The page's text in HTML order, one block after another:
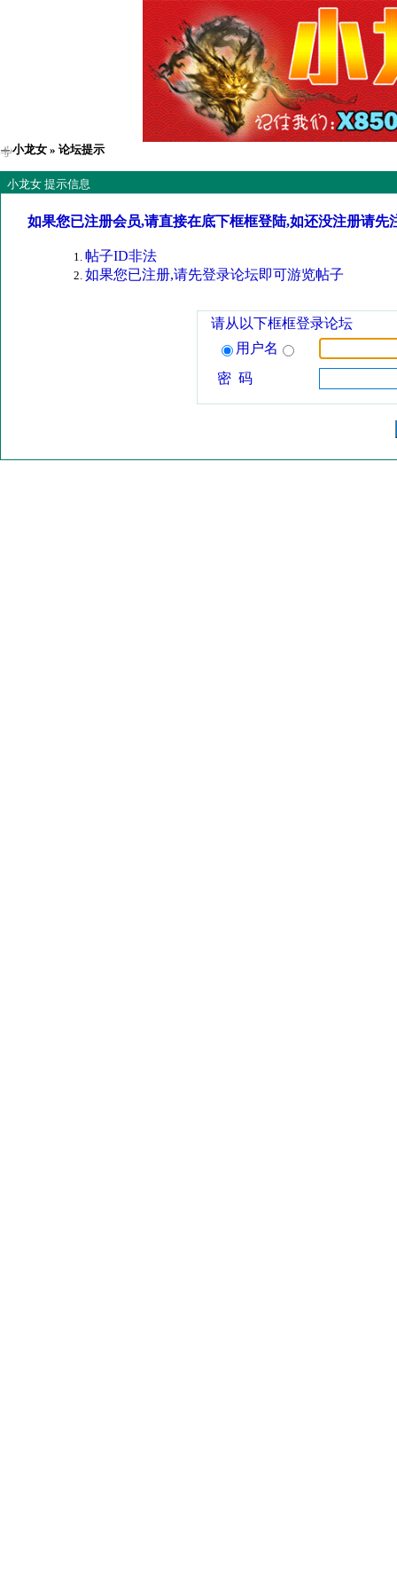
小龙女 » 论坛提示
小龙女 提示信息
如果您已注册会员,请直接在底下框框登陆,如还没注册请先
帖子ID非法
如果您已注册,请先登录论坛即可游览帖子
请从以下框框登录论坛
用户名
密 码